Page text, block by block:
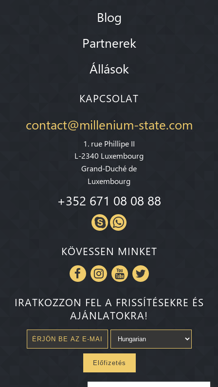
Blog
Partnerek
Állások
KAPCSOLAT
contact@millenium-state.com
1. rue Phillipe II
L-2340 Luxembourg
Grand-Duché de
Luxembourg
+352 671 08 08 88
KÖVESSEN MINKET
IRATKOZZON FEL A FRISSÍTÉSEKRE ÉS
AJÁNLATOKRA!
Előfizetés